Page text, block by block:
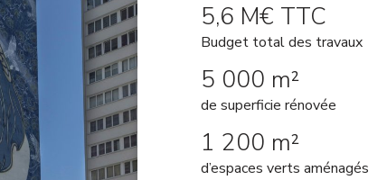
5,6 M€ TTC
Budget total des travaux
5 000 m²
de superficie rénovée
1 200 m²
d’espaces verts aménagés